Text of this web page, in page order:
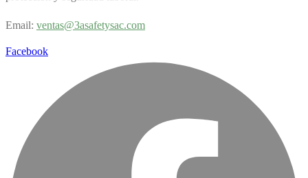
Email: ventas@3asafetysac.com
Facebook